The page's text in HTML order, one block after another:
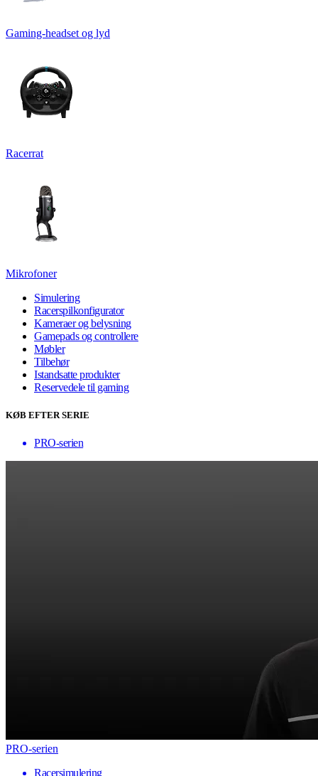
Gaming-headset og lyd
Racerrat
Mikrofoner
Simulering
Racerspilkonfigurator
Kameraer og belysning
Gamepads og controllere
Møbler
Tilbehør
Istandsatte produkter
Reservedele til gaming
KØB EFTER SERIE
PRO-serien
PRO-serien
Racersimulering